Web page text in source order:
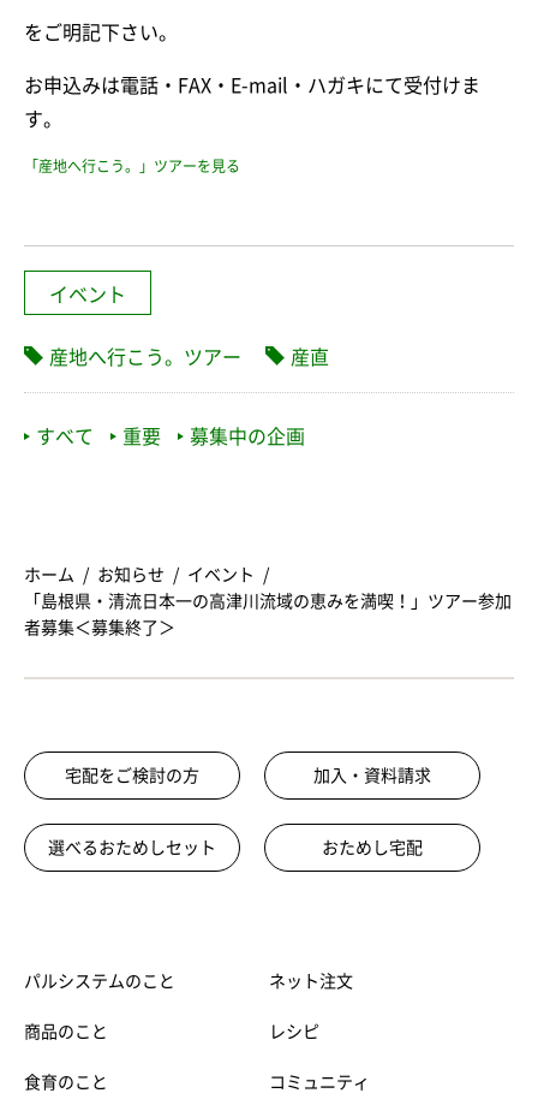
をご明記下さい。
お申込みは電話・FAX・E-mail・ハガキにて受付けま
す。
「産地へ行こう。」ツアーを見る
イベント
産地へ行こう。ツアー 産直
すべて 重要 募集中の企画
ホーム お知らせ
イベント
「島根県・清流日本一の高津川流域の恵みを満喫！」ツアー参加
者募集＜募集終了＞
宅配をご検討の方 加入・資料請求
選べるおためしセット おためし宅配
パルシステムのこと
商品のこと
食育のこと
ネット注文
レシピ
コミュニティ